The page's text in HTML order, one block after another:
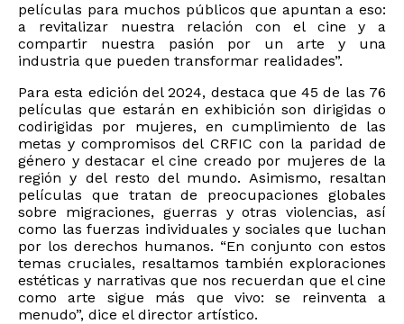
películas para muchos públicos que apuntan a eso:
a revitalizar nuestra relación con el cine y a
compartir nuestra pasión por un arte y una
industria que pueden transformar realidades”.
Para esta edición del 2024, destaca que 45 de las 76
películas que estarán en exhibición son dirigidas o
codirigidas por mujeres, en cumplimiento de las
metas y compromisos del CRFIC con la paridad de
género y destacar el cine creado por mujeres de la
región y del resto del mundo. Asimismo, resaltan
películas que tratan de preocupaciones globales
sobre migraciones, guerras y otras violencias, así
como las fuerzas individuales y sociales que luchan
por los derechos humanos. “En conjunto con estos
temas cruciales, resaltamos también exploraciones
estéticas y narrativas que nos recuerdan que el cine
como arte sigue más que vivo: se reinventa a
menudo”, dice el director artístico.